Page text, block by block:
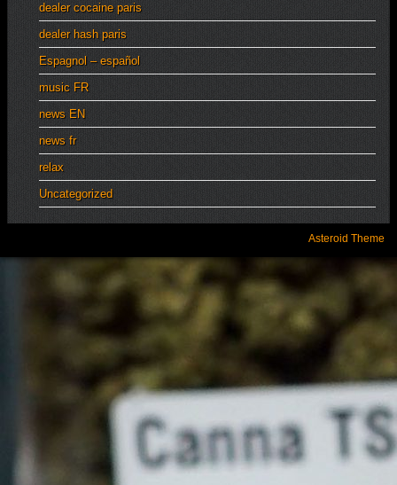
dealer cocaine paris
dealer hash paris
Espagnol – español
music FR
news EN
news fr
relax
Uncategorized
Asteroid Theme